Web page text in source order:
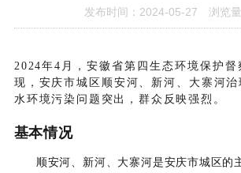
发布时间：2024-05-27 浏览量
2024年4月，安徽省第四生态环境保护督
现，安庆市城区顺安河、新河、大寨河治
水环境污染问题突出，群众反映强烈。
基本情况
顺安河、新河、大寨河是安庆市城区的